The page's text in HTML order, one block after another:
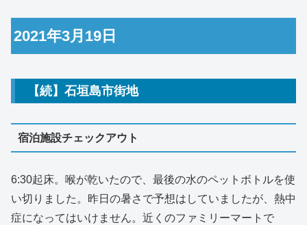
2021年3月19日
【続】石垣島市街地
宿泊施設チェックアウト
6:30起床。喉が乾いたので、最後の水のペットボトルを使
い切りました。昨日の暑さで予想はしていましたが、熱中
症になってはいけません。近くのファミリーマートで